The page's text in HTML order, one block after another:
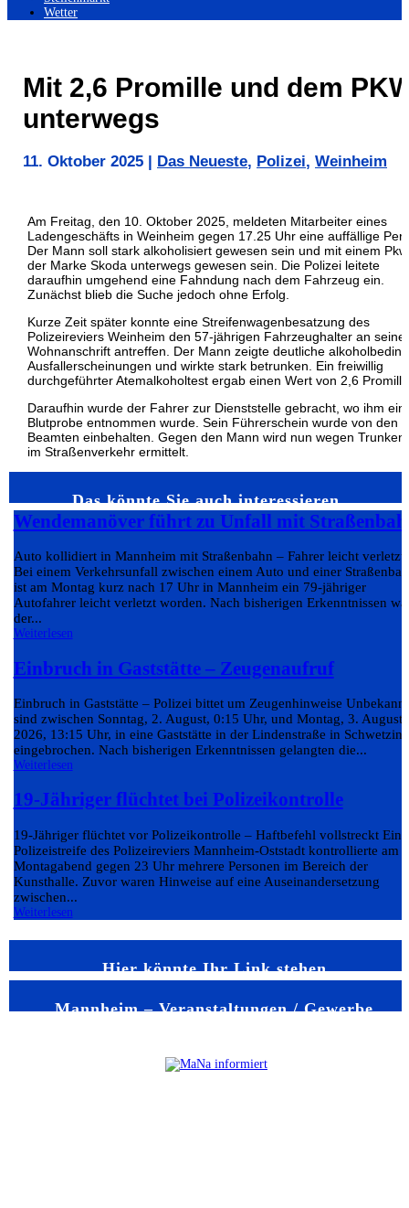
Wetter
Mit 2,6 Promille und dem
unterwegs
11. Oktober 2025 Das Neueste, Polizei, Weinheim
Am Freitag, den 10. Oktober 2025, meldeten Mitarbeiter eines
Ladengeschäfts in Weinheim gegen 17.25 Uhr eine auffällige
Der Mann soll stark alkoholisiert gewesen sein und mit einem Pkw
der Marke Skoda unterwegs gewesen sein. Die Polizei leitete
daraufhin umgehend eine Fahndung nach dem Fahrzeug ein.
Zunächst blieb die Suche jedoch ohne Erfolg.
Kurze Zeit später konnte eine Streifenwagenbesatzung des
Polizeireviers Weinheim den 57-jährigen Fahrzeughalter an seiner
Wohnanschrift antreffen. Der Mann zeigte deutliche
Ausfallerscheinungen und wirkte stark betrunken. Ein freiwillig
durchgeführter Atemalkoholtest ergab einen Wert von 2,6
Daraufhin wurde der Fahrer zur Dienststelle gebracht, wo ihm
Blutprobe entnommen wurde. Sein Führerschein wurde von den
Beamten einbehalten. Gegen den Mann wird nun wegen
im Straßenverkehr ermittelt.
Das könnte Sie auch interessieren…
Wendemanöver führt zu Unfall mit
Auto kollidiert in Mannheim mit Straßenbahn – Fahrer leicht verletzt
Bei einem Verkehrsunfall zwischen einem Auto und einer
ist am Montag kurz nach 17 Uhr in Mannheim ein 79-jähriger
Autofahrer leicht verletzt worden. Nach bisherigen Erkenntnissen
der...
Weiterlesen
Einbruch in Gaststätte – Zeugenaufruf
Einbruch in Gaststätte – Polizei bittet um Zeugenhinweise
sind zwischen Sonntag, 2. August, 0:15 Uhr, und Montag, 3. August
2026, 13:15 Uhr, in eine Gaststätte in der Lindenstraße in
eingebrochen. Nach bisherigen Erkenntnissen gelangten die...
Weiterlesen
19-Jähriger flüchtet bei Polizeikontrolle
19-Jähriger flüchtet vor Polizeikontrolle – Haftbefehl vollstreckt Eine
Polizeistreife des Polizeireviers Mannheim-Oststadt kontrollierte am
Montagabend gegen 23 Uhr mehrere Personen im Bereich der
Kunsthalle. Zuvor waren Hinweise auf eine Auseinandersetzung
zwischen...
Weiterlesen
Hier könnte Ihr Link stehen
Mannheim – Veranstaltungen / Gewerbe